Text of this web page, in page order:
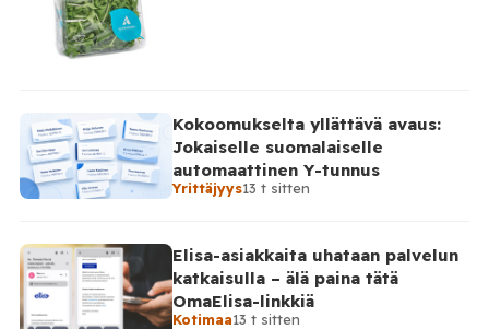
Kokoomukselta yllättävä avaus:
Jokaiselle suomalaiselle
automaattinen Y-tunnus
Yrittäjyys13 t sitten
Elisa-asiakkaita uhataan palvelun
katkaisulla – älä paina tätä
OmaElisa-linkkiä
Kotimaa13 t sitten